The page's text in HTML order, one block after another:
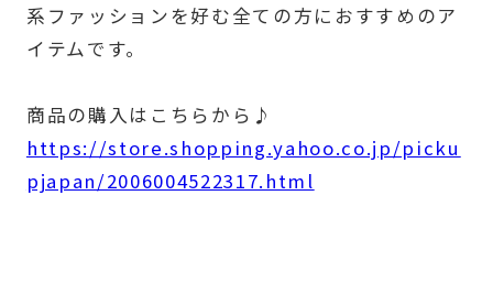
系ファッションを好む全ての方におすすめのア
イテムです。
商品の購入はこちらから♪
https://store.shopping.yahoo.co.jp/picku
pjapan/2006004522317.html